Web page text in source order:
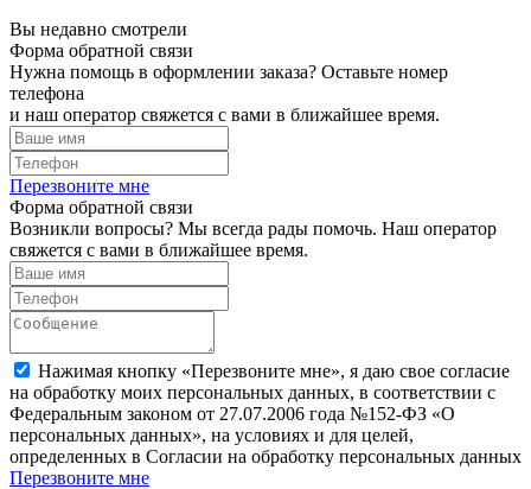
Вы недавно смотрели
Форма обратной связи
Нужна помощь в оформлении заказа? Оставьте номер
телефона
и наш оператор свяжется с вами в ближайшее время.
Перезвоните мне
Форма обратной связи
Возникли вопросы? Мы всегда рады помочь. Наш оператор
свяжется с вами в ближайшее время.
Нажимая кнопку «Перезвоните мне», я даю свое согласие
на обработку моих персональных данных, в соответствии с
Федеральным законом от 27.07.2006 года №152-ФЗ «О
персональных данных», на условиях и для целей,
определенных в Согласии на обработку персональных данных
Перезвоните мне